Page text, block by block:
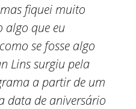
fiquei muito
que eu
se fosse algo
Lins surgiu pela
a partir de um
data de aniversário